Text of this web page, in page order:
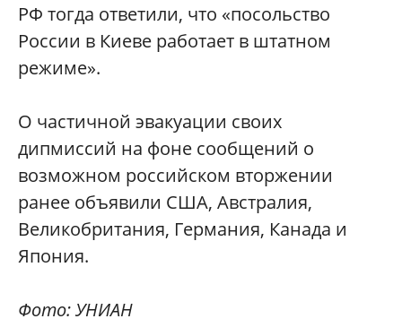
РФ тогда ответили, что «посольство
России в Киеве работает в штатном
режиме».
О частичной эвакуации своих
дипмиссий на фоне сообщений о
возможном российском вторжении
ранее объявили США, Австралия,
Великобритания, Германия, Канада и
Япония.
Фото: УНИАН